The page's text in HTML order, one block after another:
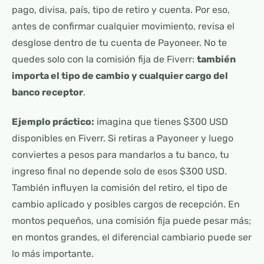
pago, divisa, país, tipo de retiro y cuenta. Por eso,
antes de confirmar cualquier movimiento, revisa el
desglose dentro de tu cuenta de Payoneer. No te
quedes solo con la comisión fija de Fiverr: también
importa el tipo de cambio y cualquier cargo del
banco receptor.
Ejemplo práctico: imagina que tienes $300 USD
disponibles en Fiverr. Si retiras a Payoneer y luego
conviertes a pesos para mandarlos a tu banco, tu
ingreso final no depende solo de esos $300 USD.
También influyen la comisión del retiro, el tipo de
cambio aplicado y posibles cargos de recepción. En
montos pequeños, una comisión fija puede pesar más;
en montos grandes, el diferencial cambiario puede ser
lo más importante.